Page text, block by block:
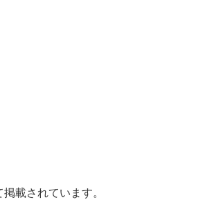
載されています。